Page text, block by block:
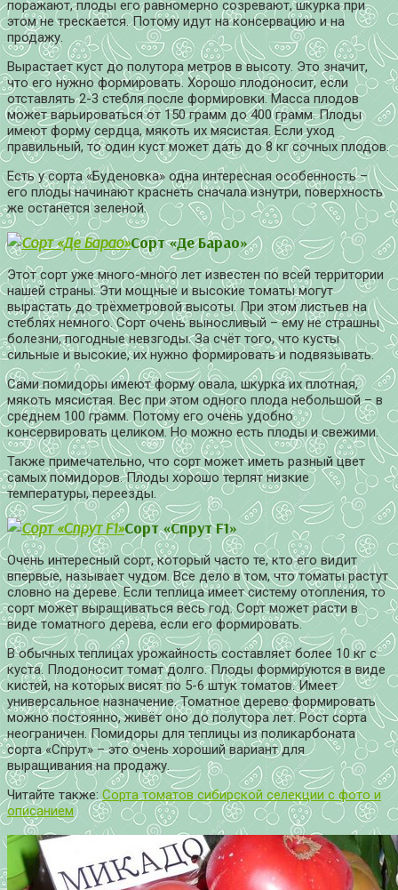
поражают, плоды его равномерно созревают, шкурка при
этом не трескается. Потому идут на консервацию и на
продажу.
Вырастает куст до полутора метров в высоту. Это значит,
что его нужно формировать. Хорошо плодоносит, если
отставлять 2-3 стебля после формировки. Масса плодов
может варьироваться от 150 грамм до 400 грамм. Плоды
имеют форму сердца, мякоть их мясистая. Если уход
правильный, то один куст может дать до 8 кг сочных плодов.
Есть у сорта «Буденовка» одна интересная особенность –
его плоды начинают краснеть сначала изнутри, поверхность
же останется зеленой.
Сорт «Де Барао»
Этот сорт уже много-много лет известен по всей территории
нашей страны. Эти мощные и высокие томаты могут
вырастать до трёхметровой высоты. При этом листьев на
стеблях немного. Сорт очень выносливый – ему не страшны
болезни, погодные невзгоды. За счёт того, что кусты
сильные и высокие, их нужно формировать и подвязывать.
Сами помидоры имеют форму овала, шкурка их плотная,
мякоть мясистая. Вес при этом одного плода небольшой – в
среднем 100 грамм. Потому его очень удобно
консервировать целиком. Но можно есть плоды и свежими.
Также примечательно, что сорт может иметь разный цвет
самых помидоров. Плоды хорошо терпят низкие
температуры, переезды.
Сорт «Спрут F1»
Очень интересный сорт, который часто те, кто его видит
впервые, называет чудом. Все дело в том, что томаты растут
словно на дереве. Если теплица имеет систему отопления, то
сорт может выращиваться весь год. Сорт может расти в
виде томатного дерева, если его формировать.
В обычных теплицах урожайность составляет более 10 кг с
куста. Плодоносит томат долго. Плоды формируются в виде
кистей, на которых висят по 5-6 штук томатов. Имеет
универсальное назначение. Томатное дерево формировать
можно постоянно, живёт оно до полутора лет. Рост сорта
неограничен. Помидоры для теплицы из поликарбоната
сорта «Спрут» – это очень хороший вариант для
выращивания на продажу.
Читайте также: Сорта томатов сибирской селекции с фото и
описанием